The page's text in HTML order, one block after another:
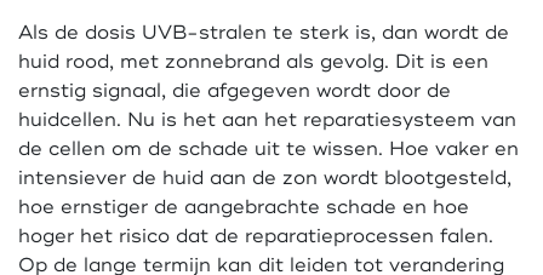
Als de dosis UVB-stralen te sterk is, dan wordt de
huid rood, met zonnebrand als gevolg. Dit is een
ernstig signaal, die afgegeven wordt door de
huidcellen. Nu is het aan het reparatiesysteem van
de cellen om de schade uit te wissen. Hoe vaker en
intensiever de huid aan de zon wordt blootgesteld,
hoe ernstiger de aangebrachte schade en hoe
hoger het risico dat de reparatieprocessen falen.
Op de lange termijn kan dit leiden tot verandering